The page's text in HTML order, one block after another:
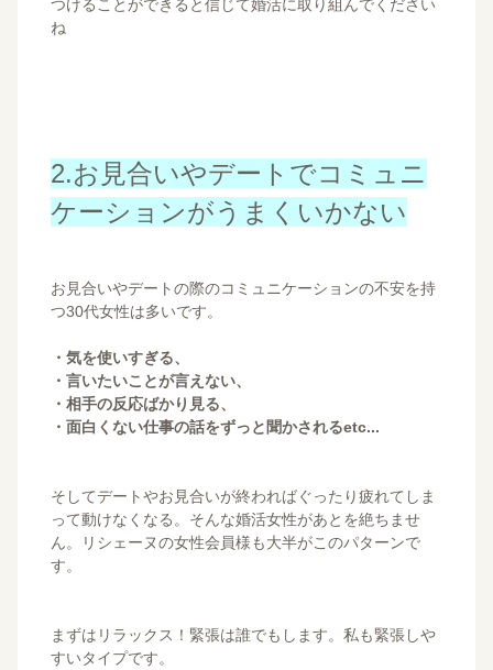
つけることができると信じて婚活に取り組んでください
ね
2.お見合いやデートでコミュニ
ケーションがうまくいかない
お見合いやデートの際のコミュニケーションの不安を持
つ30代女性は多いです。
・気を使いすぎる、
・言いたいことが言えない、
・相手の反応ばかり見る、
・面白くない仕事の話をずっと聞かされるetc...
そしてデートやお見合いが終わればぐったり疲れてしま
って動けなくなる。そんな婚活女性があとを絶ちませ
ん。リシェーヌの女性会員様も大半がこのパターンで
す。
まずはリラックス！緊張は誰でもします。私も緊張しや
すいタイプです。